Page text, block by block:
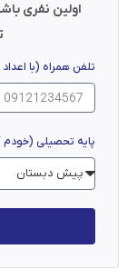
اولین نفری
تلفن همراه (با
پایه تحصیلی (خودم